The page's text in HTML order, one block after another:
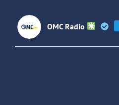
OMC Radio